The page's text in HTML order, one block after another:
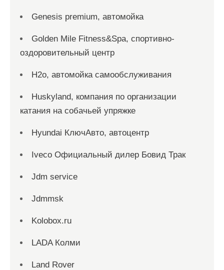
Genesis premium, автомойка
Golden Mile Fitness&Spa, спортивно-
оздоровительный центр
H2o, автомойка самообслуживания
Huskyland, компания по организации
катания на собачьей упряжке
Hyundai КлючАвто, автоцентр
Iveco Официальный дилер Бовид Трак
Jdm service
Jdmmsk
Kolobox.ru
LADA Колми
Land Rover